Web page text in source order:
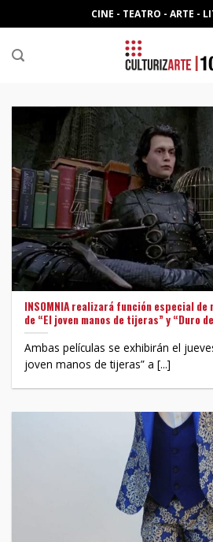
to
content
CINE - TEATRO - ARTE -
INSOMNIA realizará función especial
de “El joven manos de tijeras” y “Duro
Ambas películas se exhibirán el
joven manos de tijeras” a [...]